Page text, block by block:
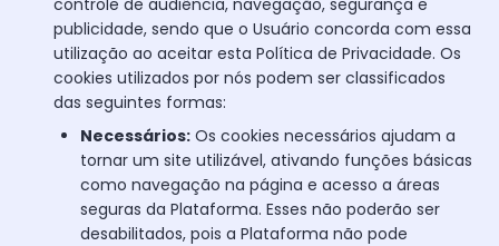
controle de audiência, navegação, segurança e
publicidade, sendo que o Usuário concorda com essa
utilização ao aceitar esta Política de Privacidade. Os
cookies utilizados por nós podem ser classificados
das seguintes formas:
Necessários: Os cookies necessários ajudam a
tornar um site utilizável, ativando funções básicas
como navegação na página e acesso a áreas
seguras da Plataforma. Esses não poderão ser
desabilitados, pois a Plataforma não pode